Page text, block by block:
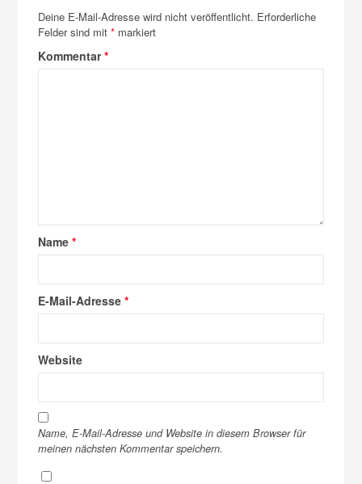
Deine E-Mail-Adresse wird nicht veröffentlicht. Erforderliche
Felder sind mit* markiert
Kommentar*
Name*
E-Mail-Adresse*
Website
Name, E-Mail-Adresse und Website in diesem Browser für
meinen nächsten Kommentar speichern.